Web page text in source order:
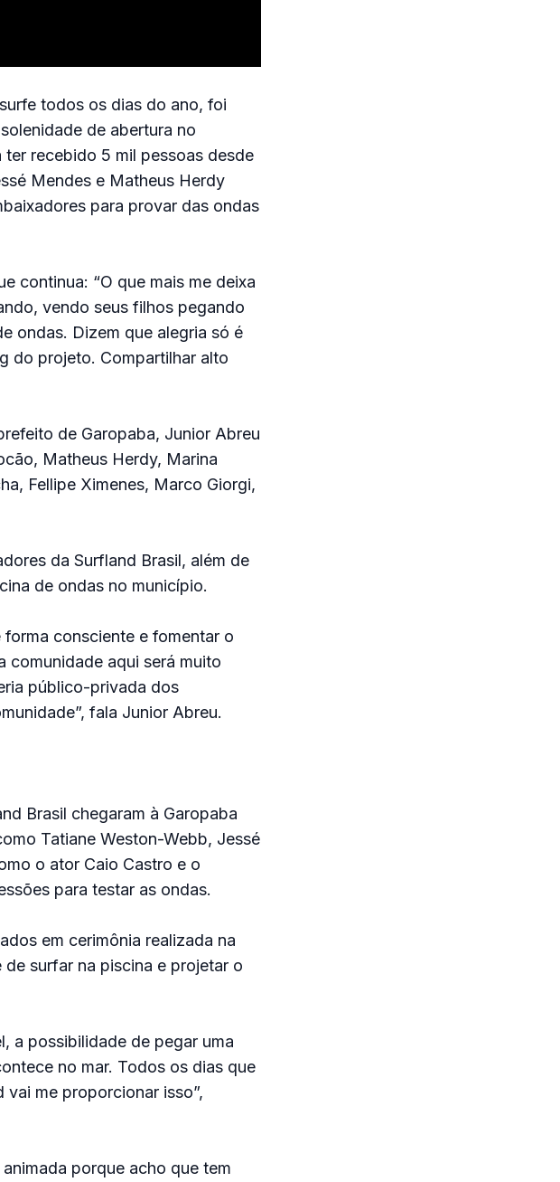
todos os dias do ano, foi
de abertura no
recebido 5 mil pessoas desde
Mendes e Matheus Herdy
para provar das ondas
continua: “O que mais me deixa
vendo seus filhos pegando
ondas. Dizem que alegria só é
do projeto. Compartilhar alto
de Garopaba, Junior Abreu
Matheus Herdy, Marina
Fellipe Ximenes, Marco Giorgi,
da Surfland Brasil, além de
de ondas no município.
consciente e fomentar o
comunidade aqui será muito
público-privada dos
fala Junior Abreu.
Brasil chegaram à Garopaba
Tatiane Weston-Webb, Jessé
o ator Caio Castro e o
para testar as ondas.
em cerimônia realizada na
surfar na piscina e projetar o
a possibilidade de pegar uma
no mar. Todos os dias que
me proporcionar isso”,
porque acho que tem